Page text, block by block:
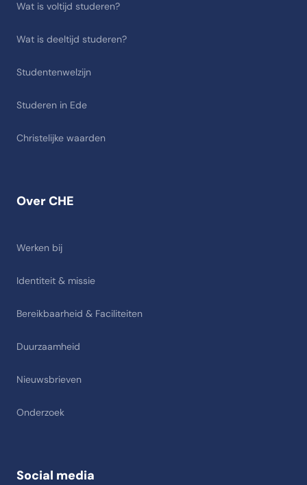
Over CHE
Werken bij
Identiteit & missie
Bereikbaarheid & Faciliteiten
Duurzaamheid
Nieuwsbrieven
Onderzoek
Wat is voltijd studeren?
Wat is deeltijd studeren?
Studentenwelzijn
Studeren in Ede
Christelijke waarden
Social media